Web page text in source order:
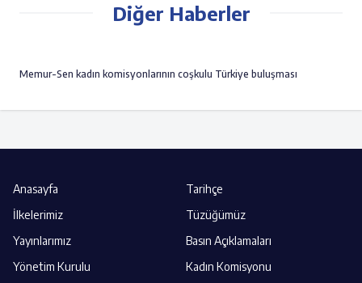
Diğer Haberler
Memur-Sen kadın komisyonlarının coşkulu Türkiye buluşması
Anasayfa
Tarihçe
İlkelerimiz
Tüzüğümüz
Yayınlarımız
Basın Açıklamaları
Yönetim Kurulu
Kadın Komisyonu